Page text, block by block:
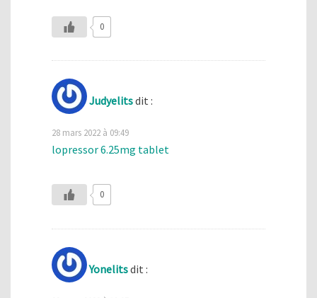
0
Judyelitsdit :
28 mars 2022 à 09:49
lopressor 6.25mg tablet
0
Yonelitsdit :